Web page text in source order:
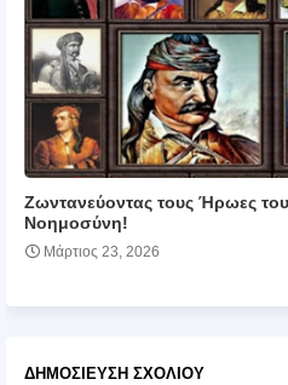
Ζωντανεύοντας τους Ήρωες
Νοημοσύνη!
Μάρτιος 23, 2026
ΔΗΜΟΣΊΕΥΣΗ ΣΧΟΛΊΟΥ